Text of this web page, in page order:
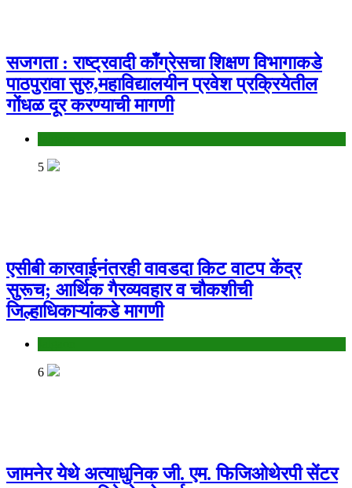
सजगता : राष्ट्रवादी काँग्रेसचा शिक्षण विभागाकडे
पाठपुरावा सुरु,महाविद्यालयीन प्रवेश प्रक्रियेतील
गोंधळ दूर करण्याची मागणी
5
एसीबी कारवाईनंतरही वावडदा किट वाटप केंद्र
सुरूच; आर्थिक गैरव्यवहार व चौकशीची
जिल्हाधिकाऱ्यांकडे मागणी
6
जामनेर येथे अत्याधुनिक जी. एम. फिजिओथेरपी सेंटर